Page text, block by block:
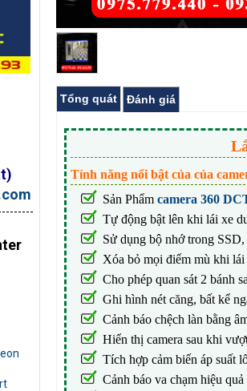
Tổng quát Đánh giá
Tính năng nổi bật của của
Sản Phẩmcamera 360
Tự động bật lên khi lái xe
Sử dụng bộ nhớ trong
Xóa bỏ mọi điểm mù khi lái
Cho phép quan sát 2 bánh
Ghi hình nét căng, bất kể
Cảnh báo chệch làn bằng
Hiển thị camera sau khi
Tích hợp cảm biến áp suất
Cảnh báo va chạm hiệu quả